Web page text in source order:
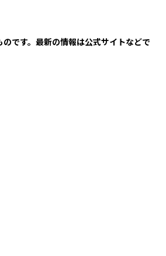
です。最新の情報は公式サイトなどで